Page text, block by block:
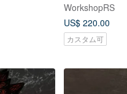
WorkshopRS
US$ 220.00
カスタム可